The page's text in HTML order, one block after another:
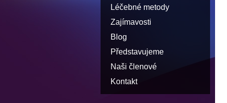
Léčebné metody
Zajímavosti
Blog
Představujeme
Naši členové
Kontakt